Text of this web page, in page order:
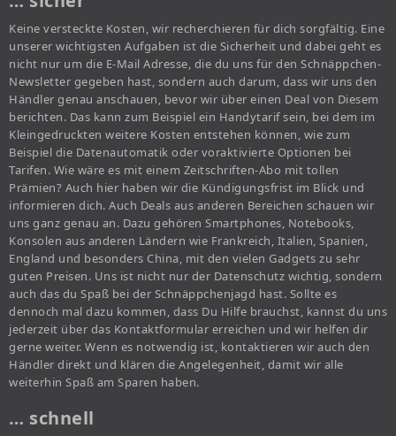
Keine versteckte Kosten, wir recherchieren für dich sorgfältig. Eine
unserer wichtigsten Aufgaben ist die Sicherheit und dabei geht es
nicht nur um die E-Mail Adresse, die du uns für den Schnäppchen-
Newsletter gegeben hast, sondern auch darum, dass wir uns den
Händler genau anschauen, bevor wir über einen Deal von Diesem
berichten. Das kann zum Beispiel ein Handytarif sein, bei dem im
Kleingedruckten weitere Kosten entstehen können, wie zum
Beispiel die Datenautomatik oder voraktivierte Optionen bei
Tarifen. Wie wäre es mit einem Zeitschriften-Abo mit tollen
Prämien? Auch hier haben wir die Kündigungsfrist im Blick und
informieren dich. Auch Deals aus anderen Bereichen schauen wir
uns ganz genau an. Dazu gehören Smartphones, Notebooks,
Konsolen aus anderen Ländern wie Frankreich, Italien, Spanien,
England und besonders China, mit den vielen Gadgets zu sehr
guten Preisen. Uns ist nicht nur der Datenschutz wichtig, sondern
auch das du Spaß bei der Schnäppchenjagd hast. Sollte es
dennoch mal dazu kommen, dass Du Hilfe brauchst, kannst du uns
jederzeit über das Kontaktformular erreichen und wir helfen dir
gerne weiter. Wenn es notwendig ist, kontaktieren wir auch den
Händler direkt und klären die Angelegenheit, damit wir alle
weiterhin Spaß am Sparen haben.
… schnell